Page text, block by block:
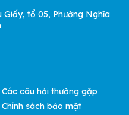
Giấy, tổ 05, Phường Nghĩa
Các câu hỏi thường gặp
Chính sách bảo mật